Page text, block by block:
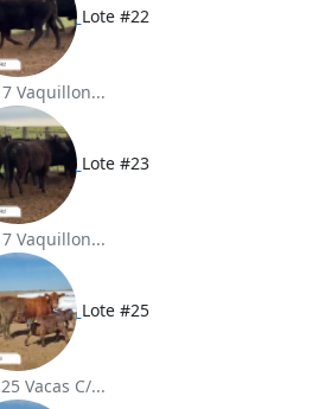
Lote #22
7 Vaquillon...
Lote #23
7 Vaquillon...
Lote #25
25 Vacas C/...